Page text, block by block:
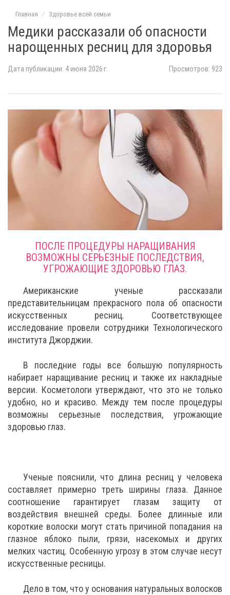
Главная Здоровье всей семьи
Медики рассказали об опасности
нарощенных ресниц для здоровья
Дата публикации: 4 июня 2026 г. Просмотров: 923
ПОСЛЕ ПРОЦЕДУРЫ НАРАЩИВАНИЯ
ВОЗМОЖНЫ СЕРЬЕЗНЫЕ ПОСЛЕДСТВИЯ,
УГРОЖАЮЩИЕ ЗДОРОВЬЮ ГЛАЗ.
Американские ученые рассказали
представительницам прекрасного пола об опасности
искусственных ресниц. Соответствующее
исследование провели сотрудники Технологического
института Джорджии.
В последние годы все большую популярность
набирает наращивание ресниц и также их накладные
версии. Косметологи утверждают, что это не только
удобно, но и красиво. Между тем после процедуры
возможны серьезные последствия, угрожающие
здоровью глаз.
Ученые пояснили, что длина ресниц у человека
составляет примерно треть ширины глаза. Данное
соотношение гарантирует глазам защиту от
воздействия внешней среды. Более длинные или
короткие волоски могут стать причиной попадания на
глазное яблоко пыли, грязи, насекомых и других
мелких частиц. Особенную угрозу в этом случае несут
искусственные ресницы.
Дело в том, что у основания натуральных волосков